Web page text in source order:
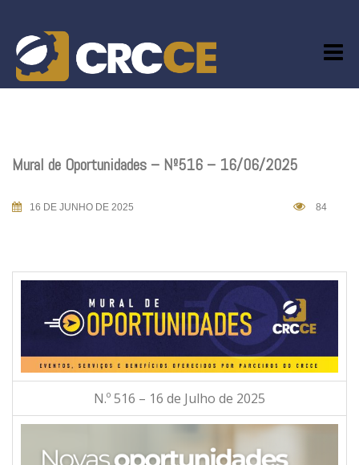
content
Mural de Oportunidades – Nº516 – 16/06/2025
16 DE JUNHO DE 2025 84
N.º 516 – 16 de Julho de 2025